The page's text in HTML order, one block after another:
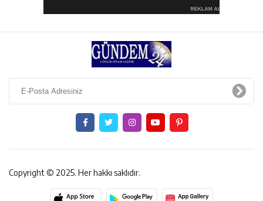
Copyright © 2025. Her hakkı saklıdır.